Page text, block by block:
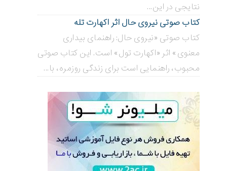
نتایجی در این...
کتاب صوتی نیروی حال اثر اکهارت تله
کتاب صوتی «نیروی حال: راهنمای بیداری
معنوی» اثر «اکهارت تول» است. این کتاب صوتی
محبوب، راهنمایی است برای زندگی روزمره، با...